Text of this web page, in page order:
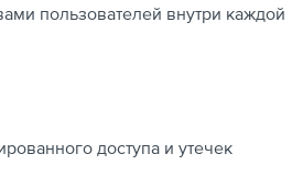
пользователей внутри каждой
доступа и утечек